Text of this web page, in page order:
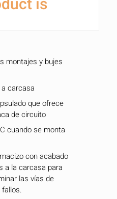
is
montajes y bujes
carcasa
que ofrece
de circuito
cuando se monta
con acabado
a la carcasa para
las vías de